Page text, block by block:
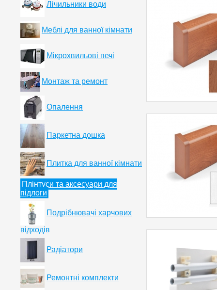
Лічильники води
Меблі для ванної кімнати
Мікрохвильові печі
Монтаж та ремонт
Опалення
Паркетна дошка
Плитка для ванної кімнати
Плінтуси та аксесуари для
підлоги
Подрібнювачі харчових
відходів
Радіатори
Ремонтні комплекти